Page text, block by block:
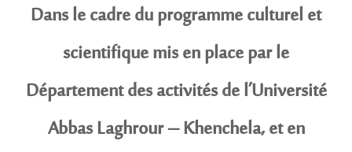
Dans le cadre du programme culturel et
scientifique mis en place par le
Département des activités de l’Université
Abbas Laghrour – Khenchela, et en